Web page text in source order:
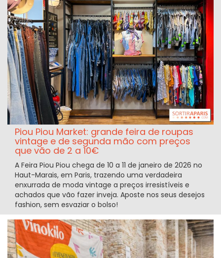
Piou Piou Market: grande feira de roupas
vintage e de segunda mão com preços
que vão de 2 a 10€
A Feira Piou Piou chega de 10 a 11 de janeiro de 2026 no
Haut-Marais, em Paris, trazendo uma verdadeira
enxurrada de moda vintage a preços irresistíveis e
achados que vão fazer inveja. Aposte nos seus desejos
fashion, sem esvaziar o bolso!